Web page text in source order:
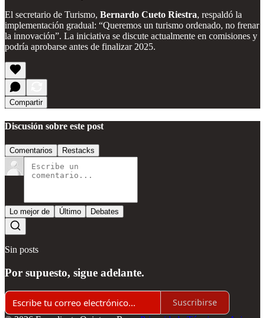
El secretario de Turismo, Bernardo Cueto Riestra, respaldó la
implementación gradual: “Queremos un turismo ordenado, no frenar
la innovación”. La iniciativa se discute actualmente en comisiones y
podría aprobarse antes de finalizar 2025.
Compartir
Discusión sobre este post
Comentarios Restacks
Lo mejor de Último Debates
Sin posts
Por supuesto, sigue adelante.
Suscribirse